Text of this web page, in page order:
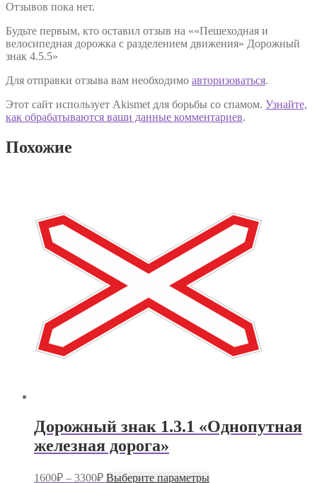
Отзывов пока нет.
Будьте первым, кто оставил отзыв на ««Пешеходная и
велосипедная дорожка с разделением движения» Дорожный
знак 4.5.5»
Для отправки отзыва вам необходимо авторизоваться.
Этот сайт использует Akismet для борьбы со спамом. Узнайте,
как обрабатываются ваши данные комментариев.
Похожие
Дорожный знак 1.3.1 «Однопутная
железная дорога»
1600₽ – 3300₽Диапазон
Выберите параметрыЭтот